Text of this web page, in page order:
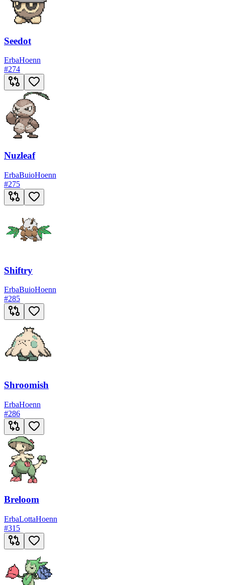
Seedot
ErbaHoenn
#274
Nuzleaf
ErbaBuioHoenn
#275
Shiftry
ErbaBuioHoenn
#285
Shroomish
ErbaHoenn
#286
Breloom
ErbaLottaHoenn
#315